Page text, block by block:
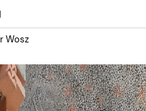
Wosz